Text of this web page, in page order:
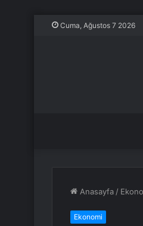
Cuma, Ağustos 7 2026
Anasayfa /
Ekonomi